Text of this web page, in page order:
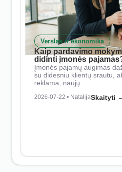
Verslas ir ekonomika
Kaip pardavimo
didinti įmonės
Įmonės pajamų augimas
su didesniu klientų srautu,
reklama, naujų…
2026-07-22 • NatalijaSkaityti